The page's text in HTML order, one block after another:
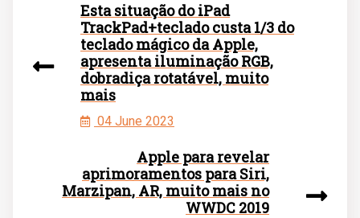
Esta situação do iPad
TrackPad+teclado custa 1/3 do
teclado mágico da Apple,
apresenta iluminação RGB,
dobradiça rotatável, muito
mais
04 June 2023
Apple para revelar
aprimoramentos para Siri,
Marzipan, AR, muito mais no
WWDC 2019